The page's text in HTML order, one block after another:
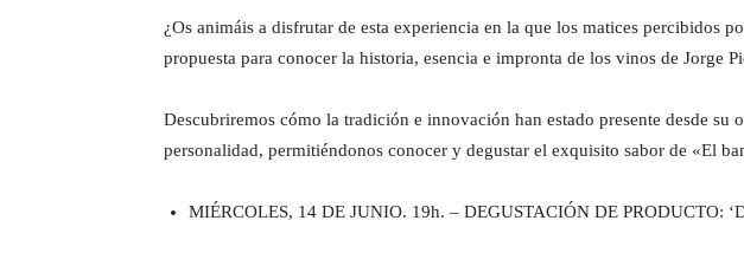
¿Os animáis a disfrutar de esta experiencia en la que los matices percibidos
propuesta para conocer la historia, esencia e impronta de los vinos de Jorge
Descubriremos cómo la tradición e innovación han estado presente desde su
personalidad, permitiéndonos conocer y degustar el exquisito sabor de «El
MIÉRCOLES, 14 DE JUNIO. 19h. – DEGUSTACIÓN DE PRODUCTO: